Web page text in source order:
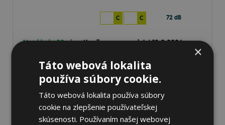
C C 72 dB
Na sklade 20+ ks-K odberu na predajni 13.8.2026
124,36 €
×
Táto webová lokalita
používa súbory cookie.
Táto webová lokalita používa súbory
cookie na zlepšenie používateľskej
skúsenosti. Používaním našej webovej